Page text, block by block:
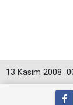
13 Kasım 2008